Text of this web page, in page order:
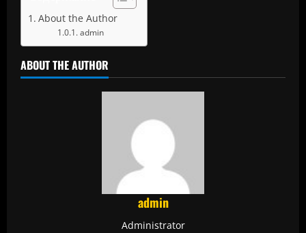
About the Author
admin
ABOUT THE AUTHOR
admin
Administrator